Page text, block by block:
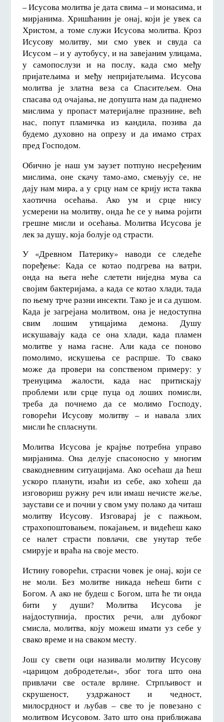
– Исусова молитва је дата свима – и монасима, и
мирјанима. Хришћанин је онај, који је увек са
Христом, а томе служи Исусова молитва. Кроз
Исусову молитву, ми смо увек и свуда са
Исусом – и у аутобусу, и на завејаним улицама,
у самопослузи и на послу, када смо међу
пријатељима и међу непријатељима. Исусова
молитва је златна веза са Спаситељем. Она
спасава од очајања, не допушта нам да паднемо
мислима у пропаст материјалне празнине, већ
нас, попут пламичка из кандила, позива да
будемо духовно на опрезу и да имамо страх
пред Господом.
Обично је наш ум заузет потпуно несређеним
мислима, оне скачу тамо-амо, смењују се, не
дају нам мира, а у срцу нам се крију иста таква
хаотична осећања. Ако ум и срце нису
усмерени на молитву, онда ће се у њима ројити
грешне мисли и осећања. Молитва Исусова је
лек за душу, која болује од страсти.
У «Древном Патерику» наводи се следеће
поређење: Када се котао подгрева на ватри,
онда на њега неће слетети ниједна мува са
својим бактеријама, а када се котао хлади, тада
по њему трче разни инсекти. Тако је и са душом.
Када је загрејана молитвом, она је недоступна
свим лошим утицајима демона. Душу
искушавају када се она хлади, када пламен
молитве у нама гасне. Али када се поново
помолимо, искушења се распрше. То свако
може да провери на сопственом примеру: у
тренуцима жалости, када нас притискају
проблеми или срце пуца од лоших помисли,
треба да почнемо да се молимо Господу,
говорећи Исусову молитву – и навала злих
мисли ће спласнути.
Молитва Исусова је крајње потребна управо
мирјанима. Она делује спасоносно у многим
свакодневним ситуацијама. Ако осећаш да ћеш
ускоро планути, изаћи из себе, ако хоћеш да
изговориш ружну реч или имаш нечисте жеље,
заустави се и почни у свом уму полако да читаш
молитву Исусову. Изговарај је с пажњом,
страхопоштовањем, покајањем, и видећеш како
се налет страсти повлачи, све унутар тебе
смирује и враћа на своје место.
Истину говорећи, страсни човек је онај, који се
не моли. Без молитве никада нећеш бити с
Богом. А ако не будеш с Богом, шта ће ти онда
бити у души? Молитва Исусова је
најдоступнија, простих речи, али дубоког
смисла, молитва, коју можеш имати уз себе у
свако време и на сваком месту.
Још су свети оци називали молитву Исусову
«царицом добродетељи», због тога што она
привлачи све остале врлине. Стрпљивост и
скрушеност, уздржаност и чедност,
милосрдност и љубав – све то је повезано с
молитвом Исусовом. Зато што она приближава